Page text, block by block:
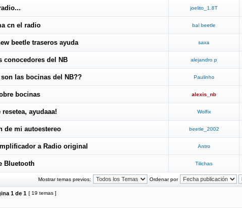
joelito_1.8T
cn el radio bal beetle
beetle traseros ayuda saxa
conocedores del NB alejandro p
las bocinas del NB?? Paulinho
bocinas alexis_nb
ayudaaa! Wolfix
de mi autoestereo beetle_2002
a Radio original Antro
Bluetooth Tilichas
Mostrar temas previos: Ordenar por
1 de 1 [ 19 temas ]